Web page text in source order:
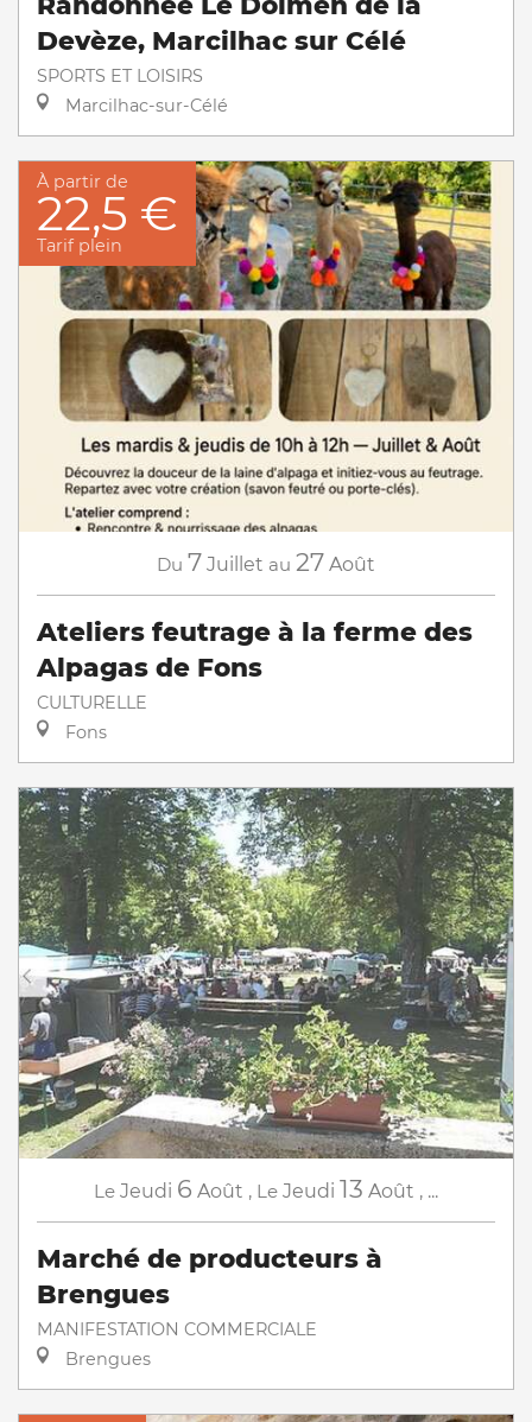
Devèze, Marcilhac sur Célé
SPORTS ET LOISIRS
Marcilhac-sur-Célé
À partir de
22,5 €
Tarif plein
Du 7 Juillet au 27 Août
Ateliers feutrage à la ferme des
Alpagas de Fons
CULTURELLE
Fons
Le Jeudi 6 Août , Le Jeudi 13 Août , ...
Marché de producteurs à
Brengues
MANIFESTATION COMMERCIALE
Brengues